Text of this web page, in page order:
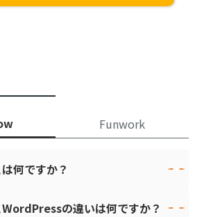
Funwork
何ですか？
の違いは何ですか？